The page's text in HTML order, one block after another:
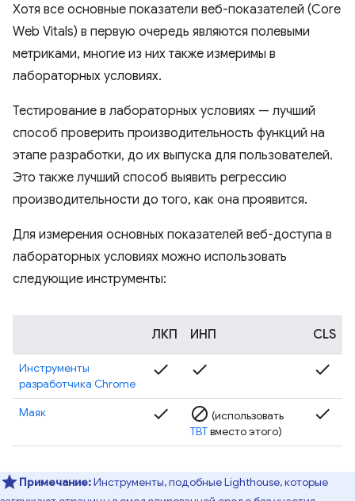
Хотя все основные показатели веб-показателей (Core
Web Vitals) в первую очередь являются полевыми
метриками, многие из них также измеримы в
лабораторных условиях.
Тестирование в лабораторных условиях — лучший
способ проверить производительность функций на
этапе разработки, до их выпуска для пользователей.
Это также лучший способ выявить регрессию
производительности до того, как она проявится.
Для измерения основных показателей веб-доступа в
лабораторных условиях можно использовать
следующие инструменты:
ЛКП ИНП CLS
Инструменты
разработчика Chrome
check check check
Маяк check block (использовать
TBTвместо этого)
check
Примечание:Инструменты, подобные Lighthouse, которые